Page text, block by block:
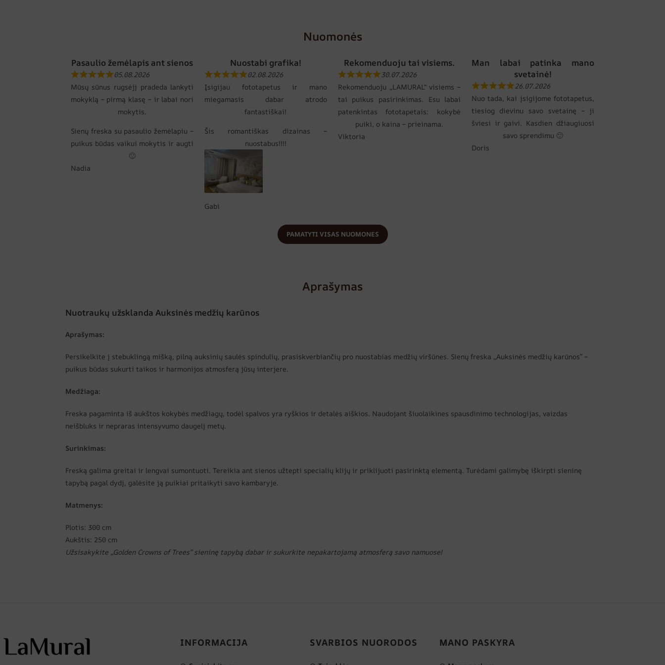
Nuomonės
Pasaulio žemėlapis ant sienos
05.08.2026
Mūsų sūnus rugsėjį pradeda lankyti
mokyklą – pirmą klasę – ir labai nori
mokytis.
Sienų freska su pasaulio žemėlapiu –
puikus būdas vaikui mokytis ir augti
🙂
Nadia
Nuostabi grafika!
02.08.2026
Įsigijau fototapetus ir mano
miegamasis dabar atrodo
fantastiškai!
Šis romantiškas dizainas –
nuostabus!!!!
Gabi
Rekomenduoju tai visiems.
30.07.2026
Rekomenduoju „LAMURAL“ visiems –
tai puikus pasirinkimas. Esu labai
patenkintas fototapetais: kokybė
puiki, o kaina – prieinama.
Viktoria
Man labai patinka mano
svetainė!
26.07.2026
Nuo tada, kai įsigijome fototapetus,
tiesiog dievinu savo svetainę – ji
šviesi ir gaivi. Kasdien džiaugiuosi
savo sprendimu 🙂
Doris
PAMATYTI VISAS NUOMONES
Aprašymas
Nuotraukų užsklanda Auksinės medžių karūnos
Aprašymas:
Persikelkite į stebuklingą mišką, pilną auksinių saulės spindulių, prasiskverbiančių pro nuostabias medžių viršūnes. Sienų freska „Auksinės medžių karūnos” –
puikus būdas sukurti taikos ir harmonijos atmosferą jūsų interjere.
Medžiaga:
Freska pagaminta iš aukštos kokybės medžiagų, todėl spalvos yra ryškios ir detalės aiškios. Naudojant šiuolaikines spausdinimo technologijas, vaizdas
neišbluks ir nepraras intensyvumo daugelį metų.
Surinkimas:
Freską galima greitai ir lengvai sumontuoti. Tereikia ant sienos užtepti specialių klijų ir priklijuoti pasirinktą elementą. Turėdami galimybę iškirpti sieninę
tapybą pagal dydį, galėsite ją puikiai pritaikyti savo kambaryje.
Matmenys:
Plotis: 300 cm
Aukštis: 250 cm
Užsisakykite „Golden Crowns of Trees” sieninę tapybą dabar ir sukurkite nepakartojamą atmosferą savo namuose!
INFORMACIJA SVARBIOS NUORODOS MANO PASKYRA